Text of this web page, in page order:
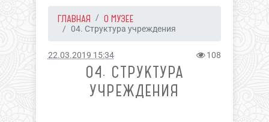
ГЛАВНАЯ О МУЗЕЕ
04. Структура учреждения
22.03.2019 15:34 108
04. СТРУКТУРА
УЧРЕЖДЕНИЯ